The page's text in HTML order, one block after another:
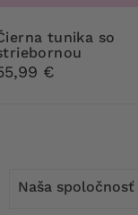
so
€
Naša spoločnosť